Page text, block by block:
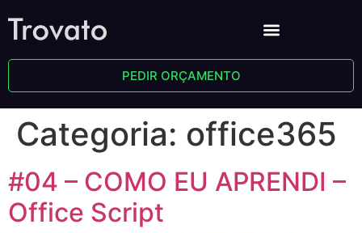
PEDIR ORÇAMENTO
Categoria: office365
#04 – COMO EU APRENDI –
Office Script